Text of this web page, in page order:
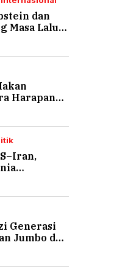
dan
Masa Lalu
Usai (1)
Harapan
Orang
Generasi
Jumbo dan